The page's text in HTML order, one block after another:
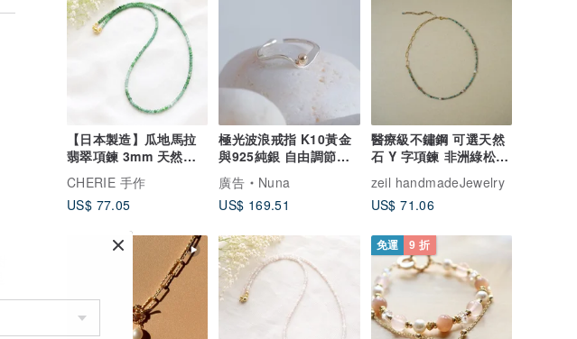
【日本製造】瓜地馬拉
翡翠項鍊 3mm 天然石
漸層 磁吸扣 尺寸可調
女性禮物
CHERIE 手作
US$ 77.05
極光波浪戒指 K10黃金
與925純銀 自由調節尺
寸
廣告
Nuna
US$ 169.51
醫療級不鏽鋼 可選天然
石 Y 字項鍊 非洲綠松石
銅髮晶 抗過敏
zeil handmadeJewelry
US$ 71.06
免運 9 折